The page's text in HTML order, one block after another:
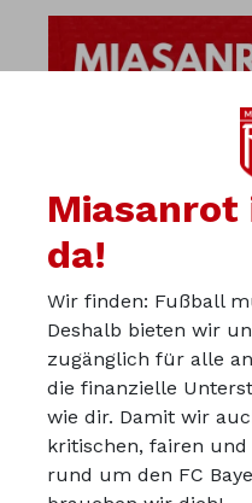
Werbepartner werden
da!
Wir finden: Fußball
Deshalb bieten wir
zugänglich für alle
die finanzielle
wie dir. Damit wir
kritischen, fairen
rund um den FC